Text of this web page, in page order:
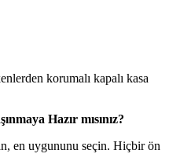
korumalı kapalı kasa
Hazır mısınız?
en uygununu seçin. Hiçbir ön